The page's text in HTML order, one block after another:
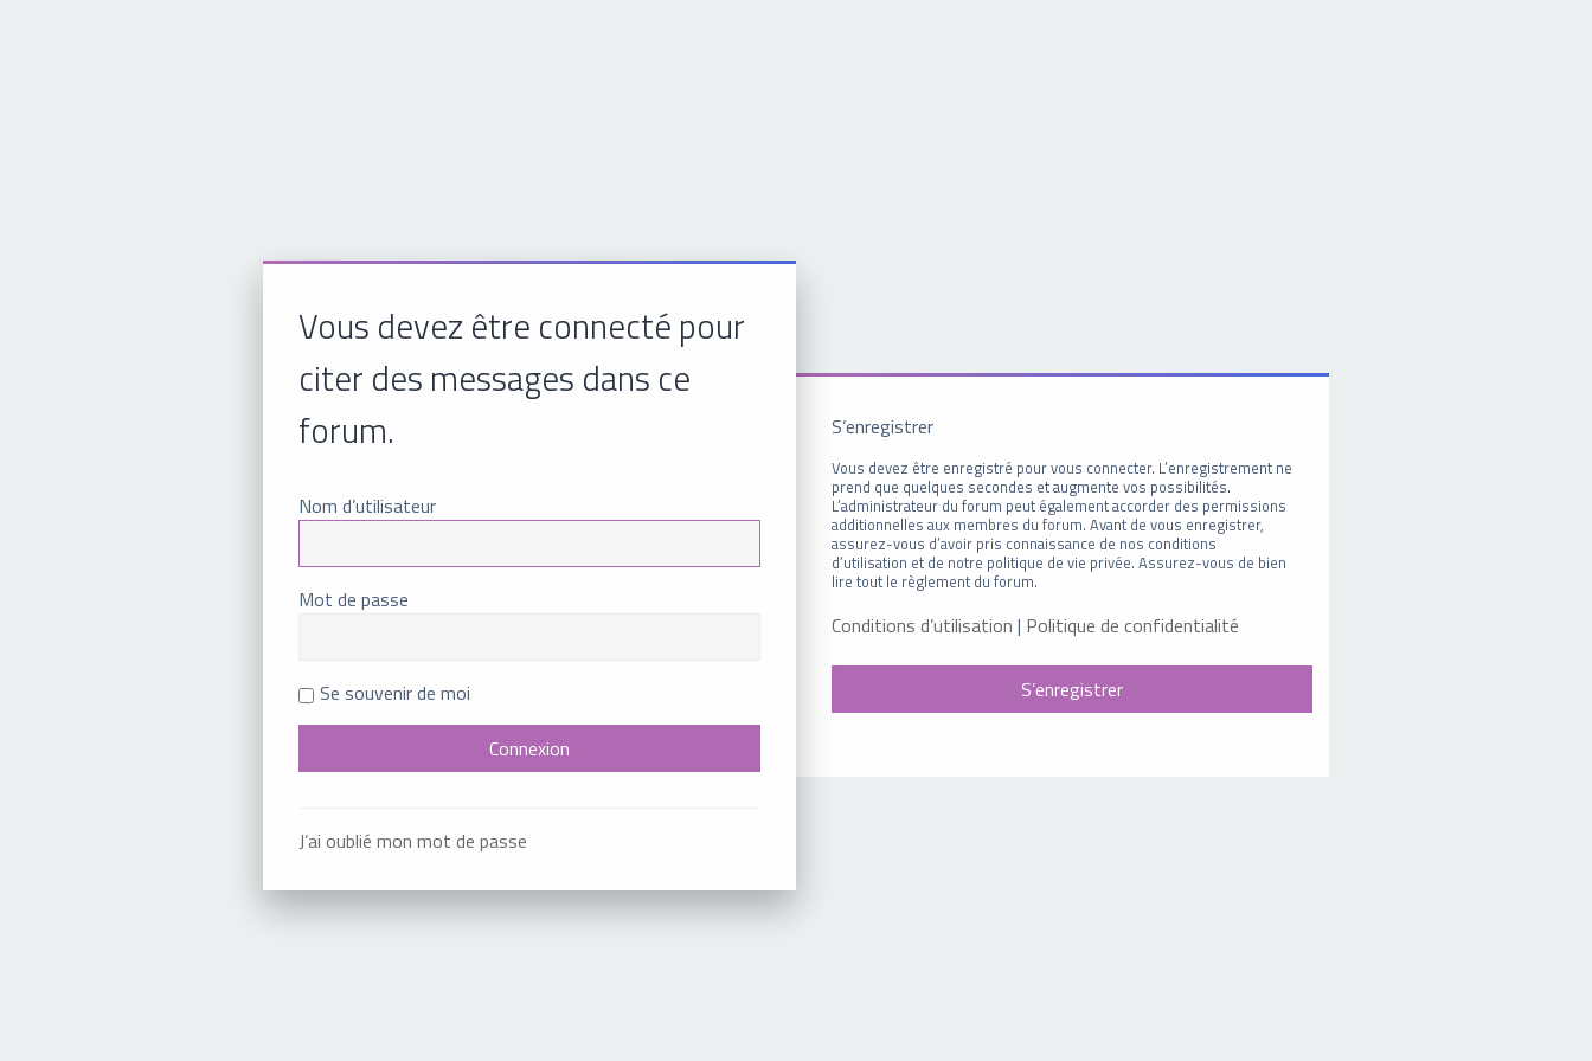
Vous devez être connecté pour
citer des messages dans ce
forum.
Nom d’utilisateur
Mot de passe
Se souvenir de moi
J’ai oublié mon mot de passe
S’enregistrer
Vous devez être enregistré pour vous connecter. L’enregistrement ne
prend que quelques secondes et augmente vos possibilités.
L’administrateur du forum peut également accorder des permissions
additionnelles aux membres du forum. Avant de vous enregistrer,
assurez-vous d’avoir pris connaissance de nos conditions
d’utilisation et de notre politique de vie privée. Assurez-vous de bien
lire tout le règlement du forum.
Conditions d’utilisation | Politique de confidentialité
S’enregistrer